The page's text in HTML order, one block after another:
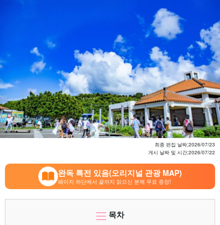
최종 편집 날짜;2026/07/23
게시 날짜 및 시간;2026/07/22
완독 특전 있음(오리지널 관광 MAP)
페이지 하단에서 끝까지 읽으신 분께 무료 증정!
목차